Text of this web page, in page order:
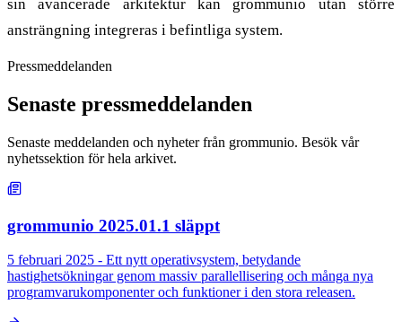
sin avancerade arkitektur kan grommunio utan större
ansträngning integreras i befintliga system.
Pressmeddelanden
Senaste pressmeddelanden
Senaste meddelanden och nyheter från grommunio. Besök vår
nyhetssektion för hela arkivet.
grommunio 2025.01.1 släppt
5 februari 2025 - Ett nytt operativsystem, betydande
hastighetsökningar genom massiv parallellisering och många nya
programvarukomponenter och funktioner i den stora releasen.